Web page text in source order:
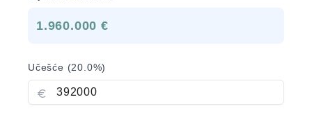
1.960.000 €
Učešće (20.0%)